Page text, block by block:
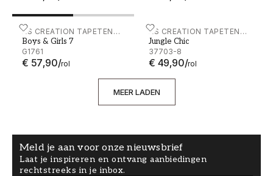
AS CREATION TAPETEN
AG
Boys & Girls 7
G1761
€ 57,90/rol
Boys & Girls 7 - G1761
AS CREATION TAPETEN
AG
Jungle Chic
37703-8
€ 49,90/rol
Jungle Chic - 37703-8
MEER LADEN
Meld je aan voor onze nieuwsbrief
Laat je inspireren en ontvang aanbiedingen
rechtstreeks in je inbox.